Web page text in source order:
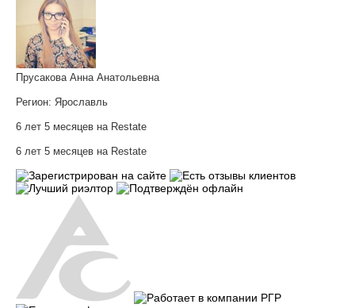
Прусакова Анна Анатольевна
Регион: Ярославль
6 лет 5 месяцев на Restate
6 лет 5 месяцев на Restate